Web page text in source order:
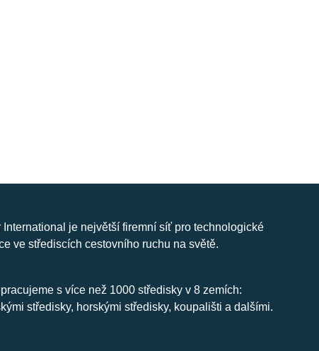
International je největší firemní síť pro technologické
ve střediscích cestovního ruchu na světě.
s více než 1000 středisky v 8 zemích:
středisky, horskými středisky, koupališti a dalšími.